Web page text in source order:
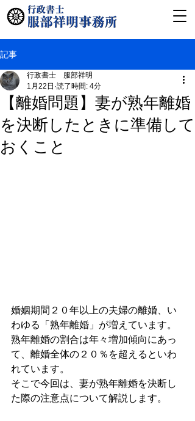
記事
【離婚問題】妻が熟年離婚
を決断したときに準備して
おくこと
行政書士 服部祥明
1月22日 読了時間: 4分
婚姻期間２０年以上の夫婦の離婚、い
わゆる「熟年離婚」が増えています。
熟年離婚の割合は年々増加傾向にあっ
て、離婚全体の２０％を超えるといわ
れています。
そこで今回は、妻が熟年離婚を決断し
た際の注意点について解説します。